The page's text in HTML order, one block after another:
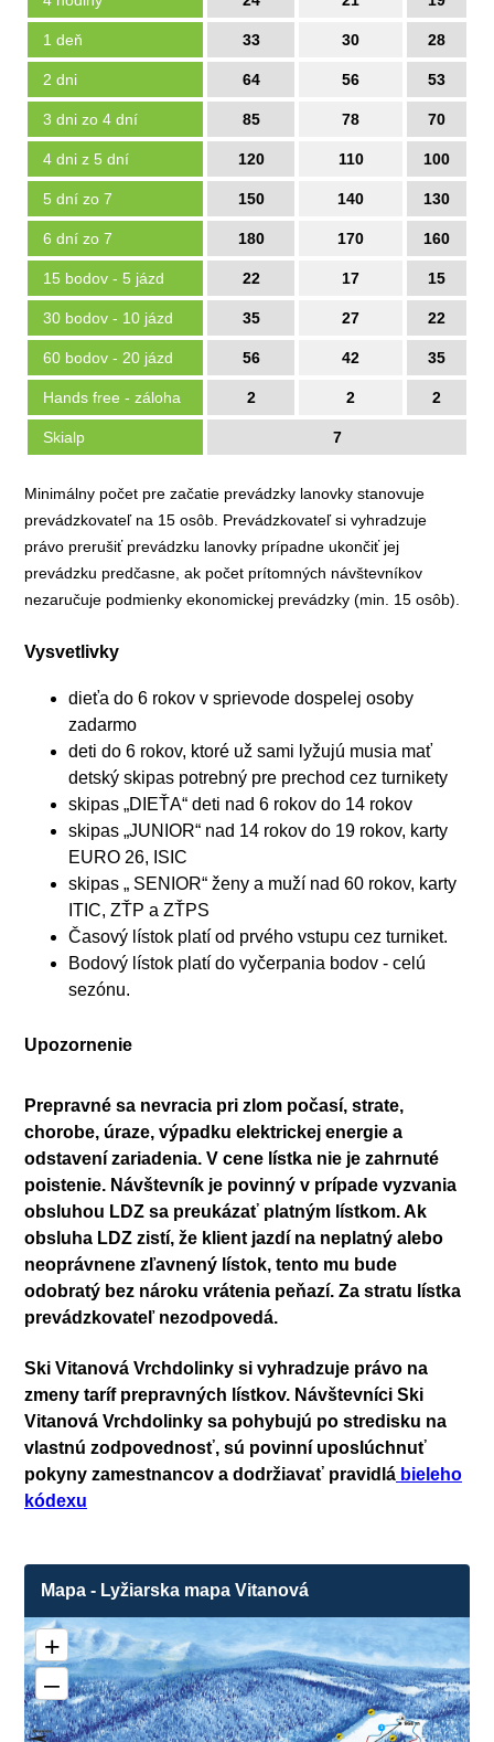
1 deň 33 30 28
2 dni 64 56 53
3 dni zo 4 dní 85 78 70
4 dni z 5 dní 120 110 100
5 dní zo 7 150 140 130
6 dní zo 7 180 170 160
15 bodov - 5 jázd 22 17 15
30 bodov - 10 jázd 35 27 22
60 bodov - 20 jázd 56 42 35
Hands free - záloha 2 2 2
Skialp 7
Minimálny počet pre začatie prevádzky lanovky stanovuje
prevádzkovateľ na 15 osôb. Prevádzkovateľ si vyhradzuje
právo prerušiť prevádzku lanovky prípadne ukončiť jej
prevádzku predčasne, ak počet prítomných návštevníkov
nezaručuje podmienky ekonomickej prevádzky (min. 15 osôb).
Vysvetlivky
dieťa do 6 rokov v sprievode dospelej osoby
zadarmo
deti do 6 rokov, ktoré už sami lyžujú musia mať
detský skipas potrebný pre prechod cez turnikety
skipas „DIEŤA“ deti nad 6 rokov do 14 rokov
skipas „JUNIOR“ nad 14 rokov do 19 rokov, karty
EURO 26, ISIC
skipas „ SENIOR“ ženy a muží nad 60 rokov, karty
ITIC, ZŤP a ZŤPS
Časový lístok platí od prvého vstupu cez turniket.
Bodový lístok platí do vyčerpania bodov - celú
sezónu.
Upozornenie
Prepravné sa nevracia pri zlom počasí, strate,
chorobe, úraze, výpadku elektrickej energie a
odstavení zariadenia. V cene lístka nie je zahrnuté
poistenie. Návštevník je povinný v prípade vyzvania
obsluhou LDZ sa preukázať platným lístkom. Ak
obsluha LDZ zistí, že klient jazdí na neplatný alebo
neoprávnene zľavnený lístok, tento mu bude
odobratý bez nároku vrátenia peňazí. Za stratu lístka
prevádzkovateľ nezodpovedá.
Ski Vitanová Vrchdolinky si vyhradzuje právo na
zmeny taríf prepravných lístkov. Návštevníci Ski
Vitanová Vrchdolinky sa pohybujú po stredisku na
vlastnú zodpovednosť, sú povinní uposlúchnuť
pokyny zamestnancov a dodržiavať pravidlá bieleho
kódexu
Mapa - Lyžiarska mapa Vitanová
1
+
–